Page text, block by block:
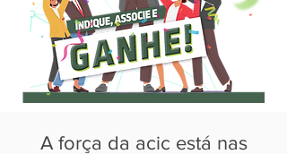
A força da acic está nas